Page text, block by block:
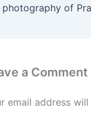
of
a Comment
email address